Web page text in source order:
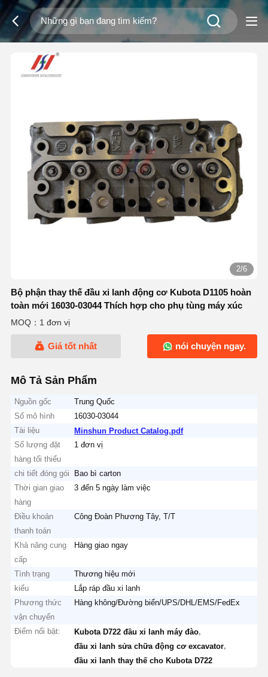
2/6
Bộ phận thay thế đầu xi lanh động cơ Kubota D1105 hoàn
toàn mới 16030-03044 Thích hợp cho phụ tùng máy xúc
MOQ：1 đơn vị
Giá tốt nhất nói chuyện ngay.
Mô Tả Sản Phẩm
Nguồn gốc
Trung Quốc
Số mô hình
16030-03044
Tài liệu
Minshun Product Catalog.pdf
Số lượng đặt
hàng tối thiểu
1 đơn vị
chi tiết đóng gói
Bao bì carton
Thời gian giao
hàng
3 đến 5 ngày làm việc
Điều khoản
thanh toán
Công Đoàn Phương Tây, T/T
Khả năng cung
cấp
Hàng giao ngay
Tình trạng
Thương hiệu mới
kiểu
Lắp ráp đầu xi lanh
Phương thức
vận chuyển
Hàng không/Đường biển/UPS/DHL/EMS/FedEx
Điểm nổi bật: Kubota D722 đầu xi lanh máy đào
đầu xi lanh sửa chữa động cơ excavator
đầu xi lanh thay thế cho Kubota D722